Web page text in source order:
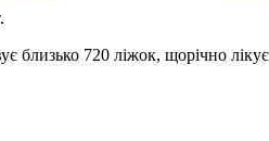
близько 720 ліжок, щорічно